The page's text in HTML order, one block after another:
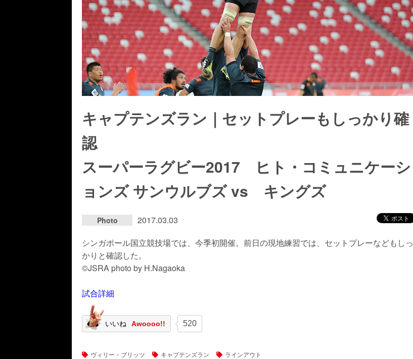
キャプテンズラン｜セットプレーもしっかり確
認
スーパーラグビー2017 ヒト・コミュニケーシ
ョンズ サンウルブズ vs キングズ
Photo
2017.03.03
シンガポール国立競技場では、今季初開催。前日の現地練習では、セットプレーなどもしっ
かりと確認した。
©JSRA photo by H.Nagaoka
試合詳細
いいね Awoooo!! 520
ヴィリー・ブリッツ キャプテンズラン ラインアウト